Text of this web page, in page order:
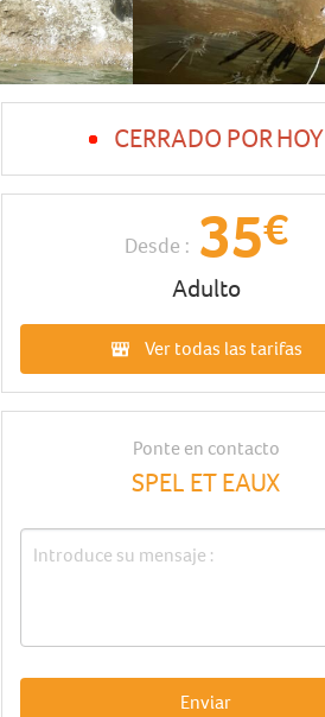
CERRADO POR HOY
Desde : 35€
Adulto
Ver todas las tarifas
Ponte en contacto
SPEL ET EAUX
Enviar